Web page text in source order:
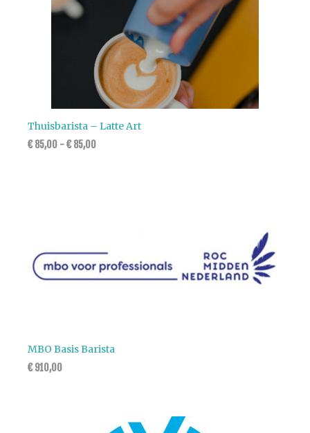
Thuisbarista – Latte Art
€85,00 -€85,00
MBO Basis Barista
€910,00